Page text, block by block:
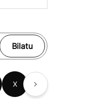
Bilatu
X